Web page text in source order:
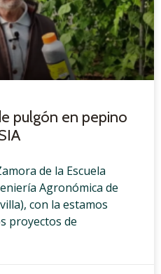
pulgón en pepino
de la Escuela
Agronómica de
con la estamos
proyectos de